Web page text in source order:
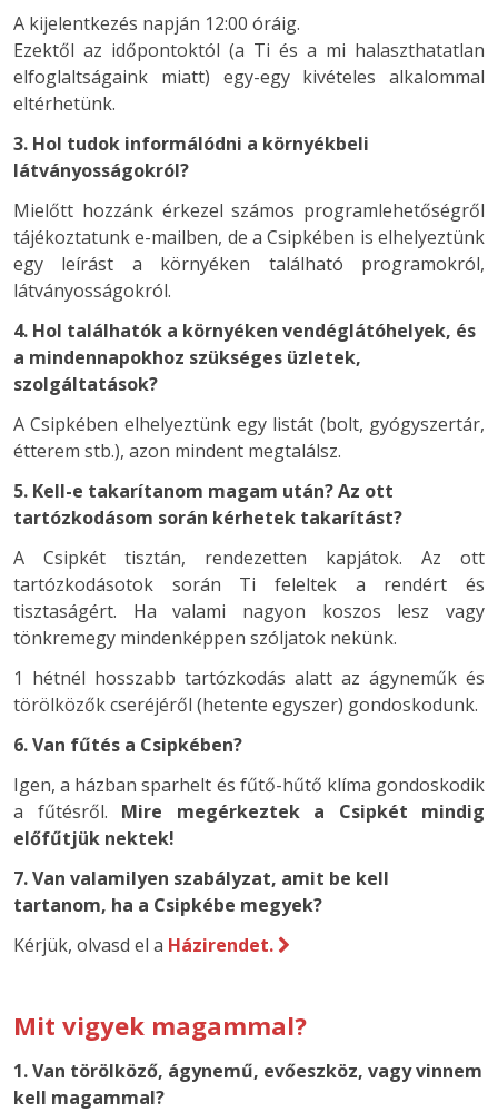
A kijelentkezés napján 12:00 óráig.
Ezektől az időpontoktól (a Ti és a mi halaszthatatlan
elfoglaltságaink miatt) egy-egy kivételes alkalommal
eltérhetünk.
3. Hol tudok informálódni a környékbeli
látványosságokról?
Mielőtt hozzánk érkezel számos programlehetőségről
tájékoztatunk e-mailben, de a Csipkében is elhelyeztünk
egy leírást a környéken található programokról,
látványosságokról.
4. Hol találhatók a környéken vendéglátóhelyek, és
a mindennapokhoz szükséges üzletek,
szolgáltatások?
A Csipkében elhelyeztünk egy listát (bolt, gyógyszertár,
étterem stb.), azon mindent megtalálsz.
5. Kell-e takarítanom magam után? Az ott
tartózkodásom során kérhetek takarítást?
A Csipkét tisztán, rendezetten kapjátok. Az ott
tartózkodásotok során Ti feleltek a rendért és
tisztaságért. Ha valami nagyon koszos lesz vagy
tönkremegy mindenképpen szóljatok nekünk.
1 hétnél hosszabb tartózkodás alatt az ágyneműk és
törölközők cseréjéről (hetente egyszer) gondoskodunk.
6. Van fűtés a Csipkében?
Igen, a házban sparhelt és fűtő-hűtő klíma gondoskodik
a fűtésről. Mire megérkeztek a Csipkét mindig
előfűtjük nektek!
7. Van valamilyen szabályzat, amit be kell
tartanom, ha a Csipkébe megyek?
Kérjük, olvasd el a Házirendet.
Mit vigyek magammal?
1. Van törölköző, ágynemű, evőeszköz, vagy vinnem
kell magammal?